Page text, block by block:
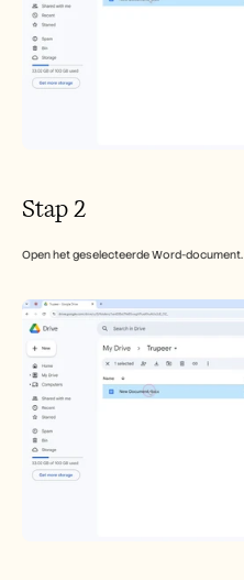
Stap 2
Open het geselecteerde Word-document.
Prijzen
Carrières